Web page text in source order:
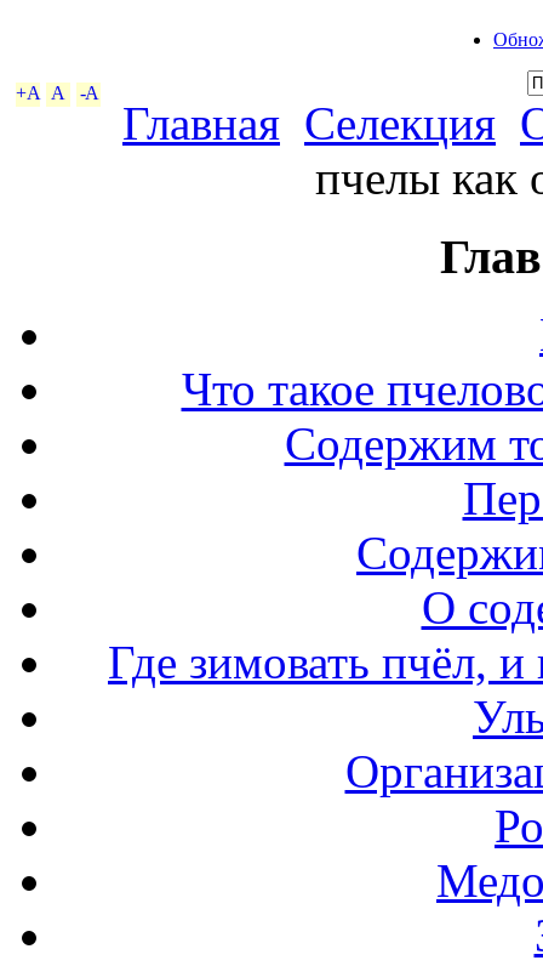
+A A -A
Главная Селекция
пчелы как
Что такое
Содержим
О
Где зимовать пчёл,